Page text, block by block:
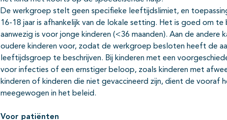
De werkgroep stelt geen specifieke leeftijdslimiet, en
16-18 jaar is afhankelijk van de lokale setting. Het is goed om
aanwezig is voor jonge kinderen (<36 maanden). Aan de andere
oudere kinderen voor, zodat de werkgroep besloten heeft de
leeftijdsgroep te beschrijven. Bij kinderen met een
voor infecties of een ernstiger beloop, zoals kinderen met
kinderen of kinderen die niet gevaccineerd zijn, dient de vooraf
meegewogen in het beleid.
Voor patiënten